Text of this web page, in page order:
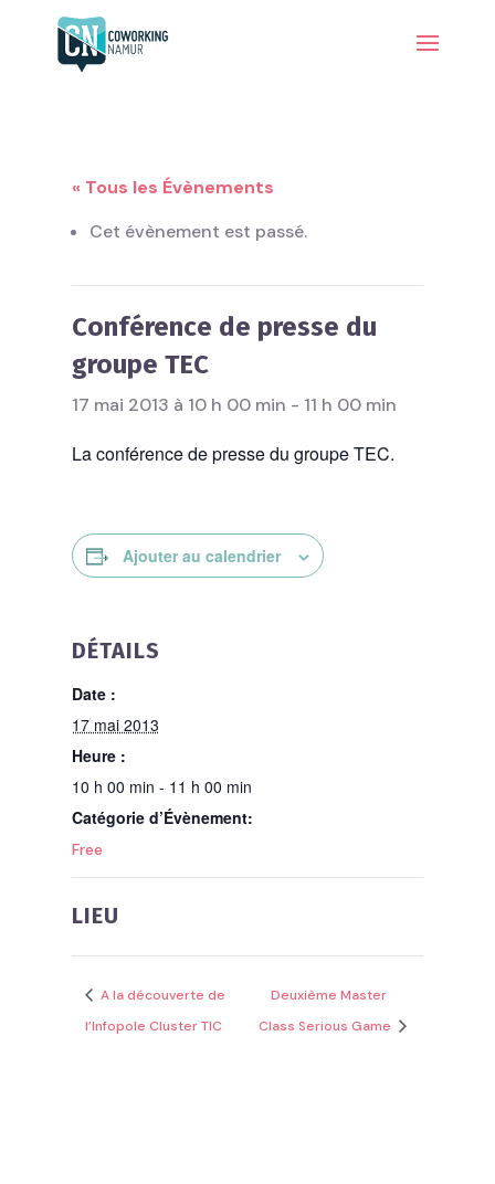
« Tous les Évènements
Cet évènement est passé.
Conférence de presse du
groupe TEC
17 mai 2013 à 10 h 00 min - 11 h 00 min
La conférence de presse du groupe TEC.
Ajouter au calendrier
DÉTAILS
Date :
17 mai 2013
Heure :
10 h 00 min - 11 h 00 min
Catégorie d’Évènement:
Free
LIEU
A la découverte de
l’Infopole Cluster TIC
Deuxième Master
Class Serious Game